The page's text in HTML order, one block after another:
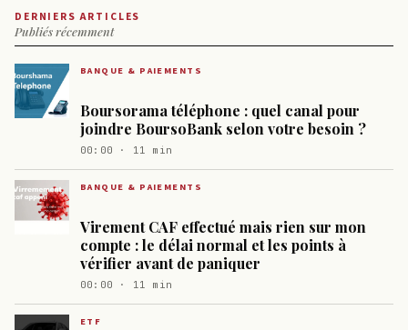
DERNIERS ARTICLES
Publiés récemment
BANQUE & PAIEMENTS
Boursorama téléphone : quel canal pour
joindre BoursoBank selon votre besoin ?
00:00 · 11 min
BANQUE & PAIEMENTS
Virement CAF effectué mais rien sur mon
compte : le délai normal et les points à
vérifier avant de paniquer
00:00 · 11 min
ETF